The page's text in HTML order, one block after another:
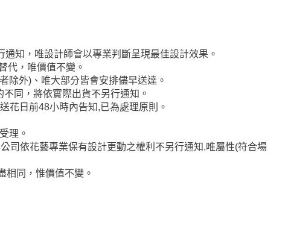
知，唯設計師會以專業判斷呈現最佳設計效果。
代，唯價值不變。
除外)、唯大部分皆會安排儘早送達。
同，將依實際出貨不另行通知。
花日前48小時內告知,已為處理原則。
理。
司依花藝專業保有設計更動之權利不另行通知,唯屬性(符合場
相同，惟價值不變。